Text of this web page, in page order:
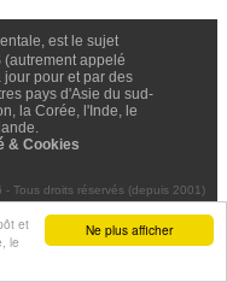
Ne plus afficher
et
le
est le sujet
(autrement appelé
jour pour et par des
pays d'Asie du sud-
la Corée, l'Inde, le
& Cookies
Tous droits réservés (depuis 2001)